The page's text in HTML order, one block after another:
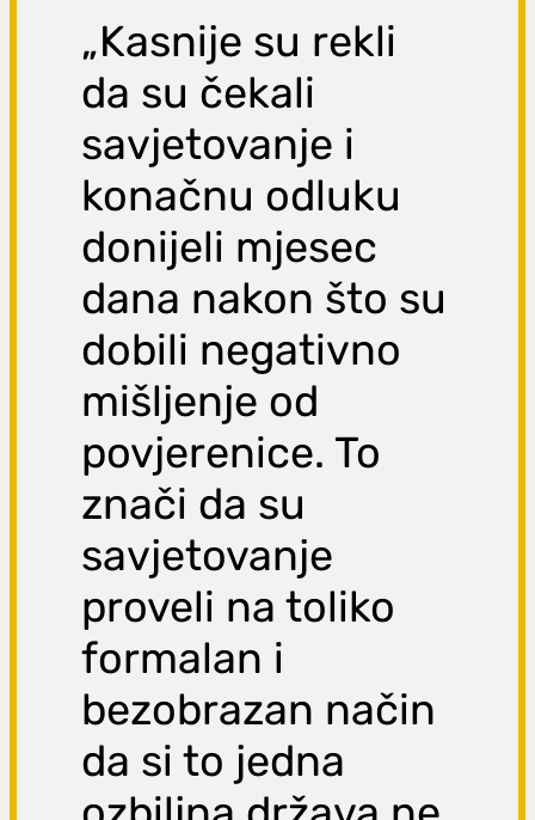
„Kasnije su rekli
da su čekali
savjetovanje i
konačnu odluku
donijeli mjesec
dana nakon što su
dobili negativno
mišljenje od
povjerenice. To
znači da su
savjetovanje
proveli na toliko
formalan i
bezobrazan način
da si to jedna